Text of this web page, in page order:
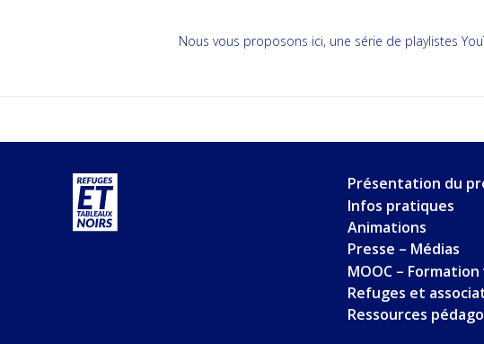
Nous vous proposons ici, une série de playlistes
Présentation du
Infos pratiques
Animations
Presse – Médias
MOOC –
Refuges et
Ressources